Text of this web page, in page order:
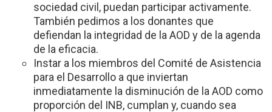
sociedad civil, puedan participar activamente.
También pedimos a los donantes que
defiendan la integridad de la AOD y de la agenda
de la eficacia.
Instar a los miembros del Comité de Asistencia
para el Desarrollo a que inviertan
inmediatamente la disminución de la AOD como
proporción del INB, cumplan y, cuando sea